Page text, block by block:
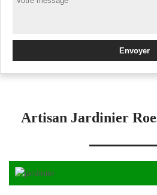
Artisan Jardinier